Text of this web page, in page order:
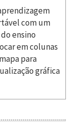
com um
ensino
em colunas
para
gráfica